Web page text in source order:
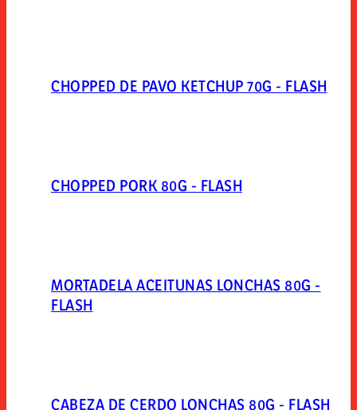
CHOPPED DE PAVO KETCHUP 70G - FLASH
CHOPPED PORK 80G - FLASH
MORTADELA ACEITUNAS LONCHAS 80G -
FLASH
CABEZA DE CERDO LONCHAS 80G - FLASH